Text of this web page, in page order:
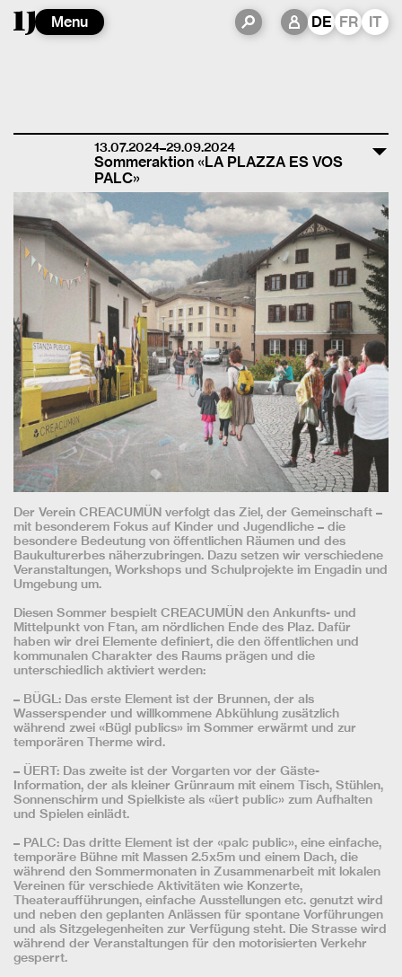
Menu DE FR IT
13.07.2024–29.09.2024
Sommeraktion «LA PLAZZA ES VOS
PALC»
Der Verein CREACUMÜN verfolgt das Ziel, der Gemeinschaft –
mit besonderem Fokus auf Kinder und Jugendliche – die
besondere Bedeutung von öffentlichen Räumen und des
Baukulturerbes näherzubringen. Dazu setzen wir verschiedene
Veranstaltungen, Workshops und Schulprojekte im Engadin und
Umgebung um.
Diesen Sommer bespielt CREACUMÜN den Ankunfts- und
Mittelpunkt von Ftan, am nördlichen Ende des Plaz. Dafür
haben wir drei Elemente definiert, die den öffentlichen und
kommunalen Charakter des Raums prägen und die
unterschiedlich aktiviert werden:
– BÜGL: Das erste Element ist der Brunnen, der als
Wasserspender und willkommene Abkühlung zusätzlich
während zwei «Bügl publics» im Sommer erwärmt und zur
temporären Therme wird.
– ÜERT: Das zweite ist der Vorgarten vor der Gäste-
Information, der als kleiner Grünraum mit einem Tisch, Stühlen,
Sonnenschirm und Spielkiste als «üert public» zum Aufhalten
und Spielen einlädt.
– PALC: Das dritte Element ist der «palc public», eine einfache,
temporäre Bühne mit Massen 2.5x5m und einem Dach, die
während den Sommermonaten in Zusammenarbeit mit lokalen
Vereinen für verschiede Aktivitäten wie Konzerte,
Theateraufführungen, einfache Ausstellungen etc. genutzt wird
und neben den geplanten Anlässen für spontane Vorführungen
und als Sitzgelegenheiten zur Verfügung steht. Die Strasse wird
während der Veranstaltungen für den motorisierten Verkehr
gesperrt.